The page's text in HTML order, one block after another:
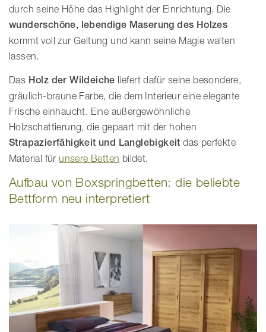
durch seine Höhe das Highlight der Einrichtung. Die
wunderschöne, lebendige Maserung des Holzes
kommt voll zur Geltung und kann seine Magie walten
lassen.
Das Holz der Wildeiche liefert dafür seine besondere,
gräulich-braune Farbe, die dem Interieur eine elegante
Frische einhaucht. Eine außergewöhnliche
Holzschattierung, die gepaart mit der hohen
Strapazierfähigkeit und Langlebigkeit das perfekte
Material für unsere Betten bildet.
Aufbau von Boxspringbetten: die beliebte
Bettform neu interpretiert